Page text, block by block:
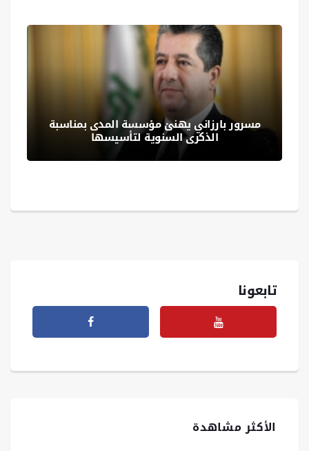
مسرور بارزاني يهنئ مؤسسة المدى بمناسبة
الذكرى السنوية لتأسيسها
تابعونا
الأكثر مشاهدة